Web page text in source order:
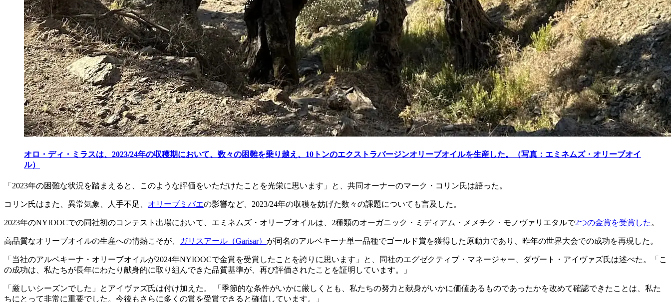
オロ・ディ・ミラスは、2023/24年の収穫期において、数々の困難を乗り越え、10トンのエクストラバージンオリーブオイルを生産した。（写真：エミネムズ・オリーブオイ
ル）
「2023年の困難な状況を踏まえると、このような評価をいただけたことを光栄に思います」と、共同オーナーのマーク・コリン氏は語った。
コリン氏はまた、異常気象、人手不足、 オリーブミバエの影響など、2023/24年の収穫を妨げた数々の課題についても言及した。
2023年のNYIOOCでの同社初のコンテスト出場において、エミネムズ・オリーブオイルは、2種類のオーガニック・ミディアム・メメチク・モノヴァリエタルで2つの金賞を受賞した 。
高品質なオリーブオイルの生産への情熱こそが、 ガリスアール（Garisar） が同名のアルベキーナ単一品種でゴールド賞を獲得した原動力であり、昨年の世界大会での成功を再現した。
「 当社のアルベキーナ・オリーブオイルが2024年NYIOOCで金賞を受賞したことを誇りに思います」と、同社のエグゼクティブ・マネージャー、ダヴート・アイヴァズ氏は述べた。「こ
の成功は、私たちが長年にわたり献身的に取り組んできた品質基準が、再び評価されたことを証明しています。」
「厳しいシーズンでした」とアイヴァズ氏は付け加えた。
「季節的な条件がいかに厳しくとも、私たちの努力と献身がいかに価値あるものであったかを改めて確認できたことは、私た
ちにとって非常に重要でした。今後もさらに多くの賞を受賞できると確信しています。」